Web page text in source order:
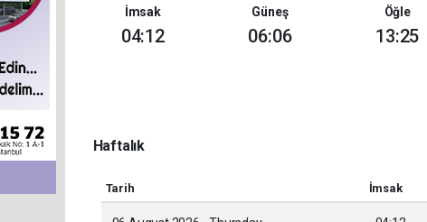
İmsak
04:12
Güneş
06:06
Öğle
13:25
Haftalık
Tarih İmsak